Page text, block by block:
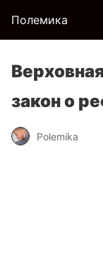
Полемика
закон о
Polemika